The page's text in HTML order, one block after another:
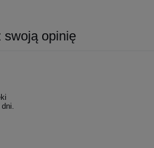
swoją opinię